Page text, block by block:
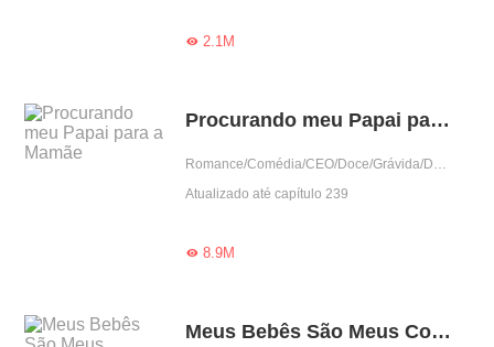
2.1M
Procurando meu Papai para a Mamãe
Romance/Comédia/CEO/Doce/Grávida/Dominante/Arrogante/Urbano/Amor casual/Criança fofa
Atualizado até capítulo 239
8.9M
Meus Bebês São Meus Companheiros